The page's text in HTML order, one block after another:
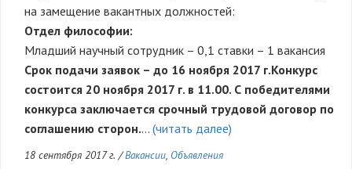
на замещение вакантных должностей:
Отдел философии:
Младший научный сотрудник – 0,1 ставки – 1 вакансия
Срок подачи заявок – до 16 ноября 2017 г.Конкурс
состоится 20 ноября 2017 г. в 11.00. С победителями
конкурса заключается срочный трудовой договор по
соглашению сторон.… (читать далее)
18 сентября 2017 г. /Вакансии, Объявления